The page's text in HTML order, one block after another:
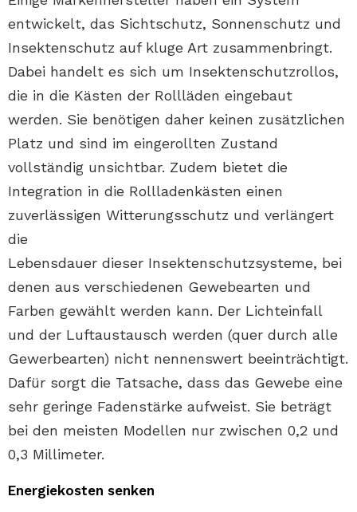
entwickelt, das Sichtschutz, Sonnenschutz und
Insektenschutz auf kluge Art zusammenbringt.
Dabei handelt es sich um Insektenschutzrollos,
die in die Kästen der Rollläden eingebaut
werden. Sie benötigen daher keinen zusätzlichen
Platz und sind im eingerollten Zustand
vollständig unsichtbar. Zudem bietet die
Integration in die Rollladenkästen einen
zuverlässigen Witterungsschutz und verlängert
die
Lebensdauer dieser Insektenschutzsysteme, bei
denen aus verschiedenen Gewebearten und
Farben gewählt werden kann. Der Lichteinfall
und der Luftaustausch werden (quer durch alle
Gewerbearten) nicht nennenswert beeinträchtigt.
Dafür sorgt die Tatsache, dass das Gewebe eine
sehr geringe Fadenstärke aufweist. Sie beträgt
bei den meisten Modellen nur zwischen 0,2 und
0,3 Millimeter.
Energiekosten senken